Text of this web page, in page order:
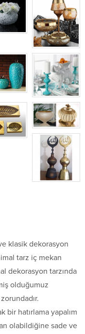
klasik dekorasyon
tarz iç mekan
dekorasyon tarzında
olduğumuz
hatırlama yapalım
olabildiğine sade ve